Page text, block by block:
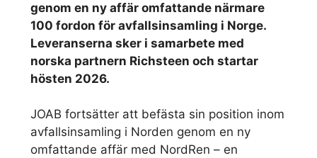
genom en ny affär omfattande närmare
100 fordon för avfallsinsamling i Norge.
Leveranserna sker i samarbete med
norska partnern Richsteen och startar
hösten 2026.
JOAB fortsätter att befästa sin position inom
avfallsinsamling i Norden genom en ny
omfattande affär med NordRen – en